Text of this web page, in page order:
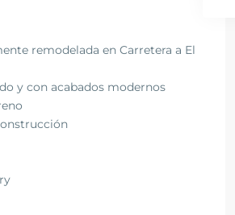
remodelada en Carretera a El
y con acabados modernos